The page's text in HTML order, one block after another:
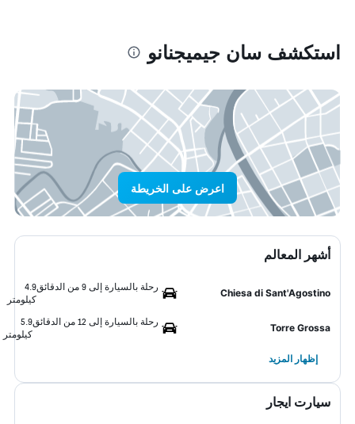
استكشف سان جيميجنانو
اعرض على الخريطة
أشهر المعالم
Chiesa di Sant'Agostino
رحلة بالسيارة إلى 9 من الدقائق
4.9
كيلومتر
Torre Grossa
رحلة بالسيارة إلى 12 من الدقائق
5.9
كيلومتر
إظهار المزيد
سيارت ايجار